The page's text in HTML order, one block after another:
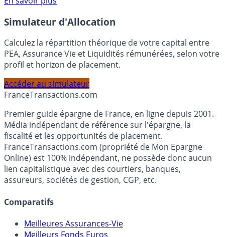
En savoir plus
Simulateur d'Allocation
Calculez la répartition théorique de votre capital entre
profil et horizon de placement.
FranceTransactions.com
Premier guide épargne de France, en ligne depuis 2001.
Média indépendant de référence sur l'épargne, la
fiscalité et les opportunités de placement.
FranceTransactions.com (propriété de Mon Epargne
Online) est 100% indépendant, ne possède donc aucun
assureurs, sociétés de gestion, CGP, etc.
Comparatifs